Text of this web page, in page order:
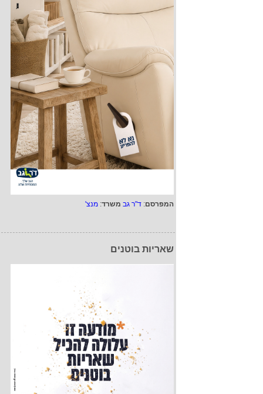
המפרסם: ד"ר גב משרד: מנצ'
שאריות בוטנים